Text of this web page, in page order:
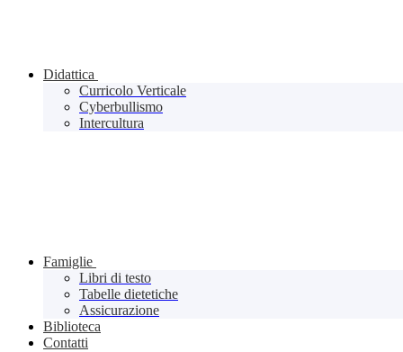
Didattica
Curricolo Verticale
Cyberbullismo
Intercultura
Famiglie
Libri di testo
Tabelle dietetiche
Assicurazione
Biblioteca
Contatti